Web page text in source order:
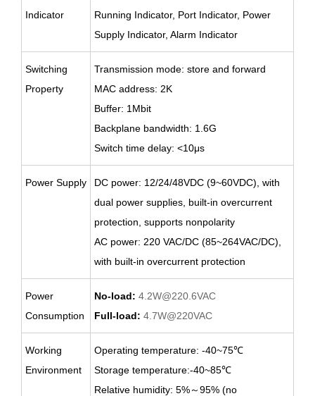
Indicator
Running Indicator, Port Indicator, Power
Supply Indicator, Alarm Indicator
Switching
Property
Transmission mode: store and forward
MAC address: 2K
Buffer: 1Mbit
Backplane bandwidth: 1.6G
Switch time delay: <10μs
Power Supply
DC power: 12/24/48VDC (9~60VDC), with
dual power supplies, built-in overcurrent
protection, supports nonpolarity
AC power: 220 VAC/DC (85~264VAC/DC),
with built-in overcurrent protection
Power
Consumption
No-load: 4.2W@220.6VAC
Full-load: 4.7W@220VAC
Working
Environment
Operating temperature: -40~75℃
Storage temperature:-40~85℃
Relative humidity: 5%～95% (no